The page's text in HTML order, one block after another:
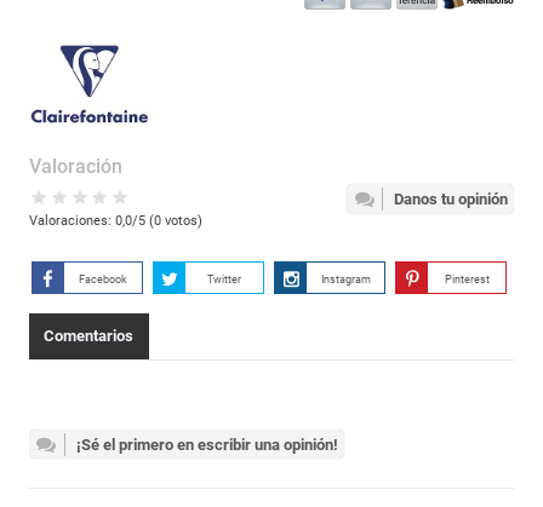
Danos tu opinión
Valoración
Valoraciones: 0,0/5 (0votos)
Facebook Twitter Instagram Pinterest
Comentarios
¡Sé el primero en escribir una opinión!